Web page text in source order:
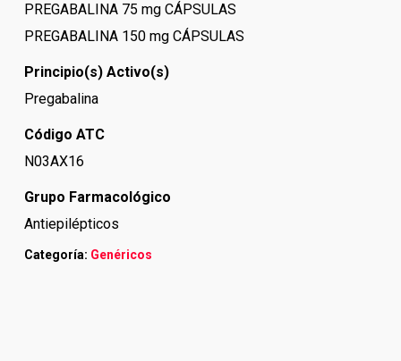
PREGABALINA 75 mg CÁPSULAS
PREGABALINA 150 mg CÁPSULAS
Principio(s) Activo(s)
Pregabalina
Código ATC
N03AX16
Grupo Farmacológico
Antiepilépticos
Categoría: Genéricos